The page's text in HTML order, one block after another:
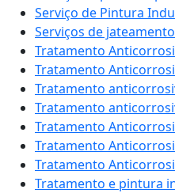
Serviço de Pintura
Serviços de
Tratamento
Tratamento
Tratamento
Tratamento
Tratamento
Tratamento
Tratamento
Tratamento e pintura